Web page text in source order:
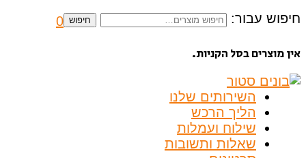
חיפוש עבור: חיפוש 0
אין מוצרים בסל הקניות.
השירותים שלנו
הליך הרכש
שילוח ועמלות
שאלות ותשובות